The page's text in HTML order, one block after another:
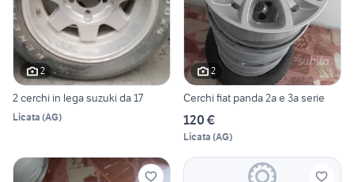
2
2 cerchi in lega suzuki da 17
Licata (AG)
2
Cerchi fiat panda 2a e 3a serie
120 €
Licata (AG)